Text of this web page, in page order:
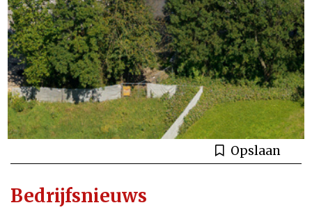
Opslaan
Bedrijfsnieuws